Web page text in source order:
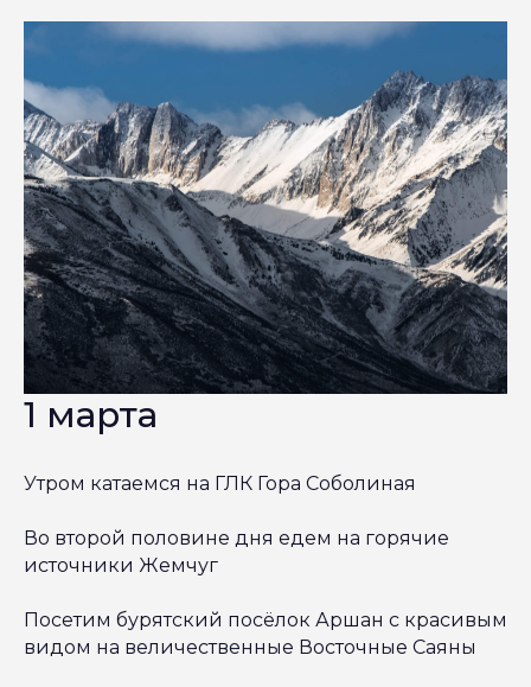
1 марта
Утром катаемся на ГЛК Гора Соболиная
Во второй половине дня едем на горячие
источники Жемчуг
Посетим бурятский посёлок Аршан с красивым
видом на величественные Восточные Саяны